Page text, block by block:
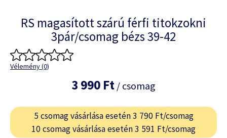
RS magasított szárú férfi titokzokni
3pár/csomag bézs 39-42
Vélemény (0)
3 990 Ft / csomag
5 csomag vásárlása esetén 3 790 Ft/csomag
10 csomag vásárlása esetén 3 591 Ft/csomag